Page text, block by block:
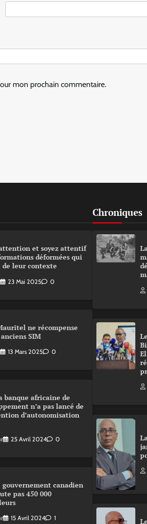
mon prochain commentaire.
et soyez attentif
déformées qui
de leur contexte
23 Mai 2025 0
ne récompense
SIM
13 Mars 2025 0
banque africaine de
n’a pas lancé de
d’autonomisation
25 Avril 2024 0
gouvernement canadien
pas 450 000
15 Avril 2024 1
Chroniques